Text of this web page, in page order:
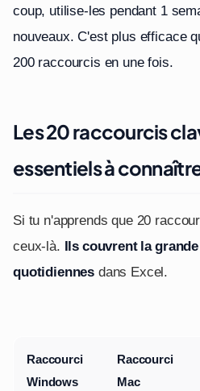
coup, utilise-les pendant 1
nouveaux. C'est plus efficace
200 raccourcis en une fois.
Les 20 raccourcis
essentiels à
Si tu n'apprends que 20
ceux-là. Ils couvrent la
quotidiennes dans Excel.
Raccourci
Windows
Raccourci
Mac